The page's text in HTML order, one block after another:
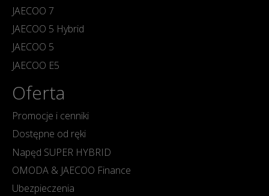
JAECOO 7
JAECOO 5 Hybrid
JAECOO 5
JAECOO E5
Oferta
Promocje i cenniki
Dostępne od ręki
Napęd SUPER HYBRID
OMODA & JAECOO Finance
Ubezpieczenia